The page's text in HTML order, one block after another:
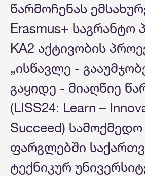
წარმოჩენას
Erasmus+ საგრანტო
KA2 აქტივობის
„ისწავლე -
გაყიდე - მიაღწიე
(LISS24: Learn –
Succeed) სამოქმედო
ფარგლებში
ტექნიკურ